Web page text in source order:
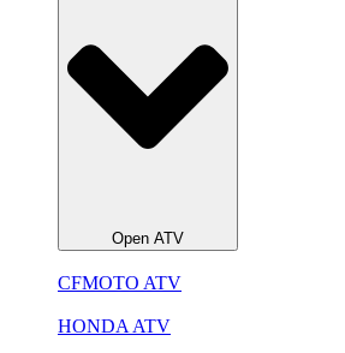
Open ATV
CFMOTO ATV
HONDA ATV